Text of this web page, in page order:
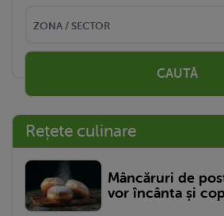
CAUTĂ
Rețete culinare
Mâncăruri de
vor încânta și